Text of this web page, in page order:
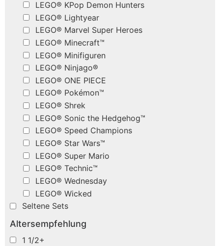
LEGO® KPop Demon Hunters
LEGO® Lightyear
LEGO® Marvel Super Heroes
LEGO® Minecraft™
LEGO® Minifiguren
LEGO® Ninjago®
LEGO® ONE PIECE
LEGO® Pokémon™
LEGO® Shrek
LEGO® Sonic the Hedgehog™
LEGO® Speed Champions
LEGO® Star Wars™
LEGO® Super Mario
LEGO® Technic™
LEGO® Wednesday
LEGO® Wicked
Seltene Sets
Altersempfehlung
1 1/2+